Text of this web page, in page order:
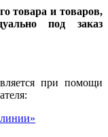
товара и товаров,
под заказ
при помощи